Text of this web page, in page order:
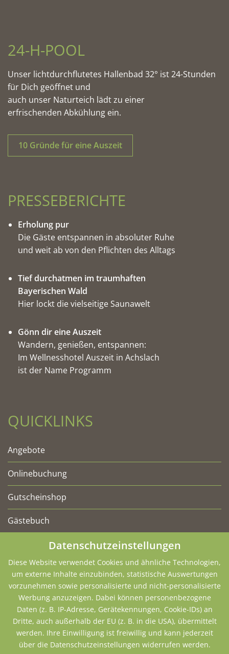
Datenschutzeinstellungen
Diese Website verwendet Cookies und ähnliche Technologien,
um externe Inhalte einzubinden, statistische Auswertungen
vorzunehmen sowie personalisierte und nicht-personalisierte
Werbung anzuzeigen. Dabei können personenbezogene
Daten (z. B. IP-Adresse, Gerätekennungen, Cookie-IDs) an
Dritte, auch außerhalb der EU (z. B. in die USA), übermittelt
werden. Ihre Einwilligung ist freiwillig und kann jederzeit
über die Datenschutzeinstellungen widerrufen werden.
24-H-POOL
Unser lichtdurchflutetes Hallenbad 32° ist 24-Stunden
für Dich geöffnet und
auch unser Naturteich lädt zu einer
erfrischenden Abkühlung ein.
10 Gründe für eine Auszeit
PRESSEBERICHTE
Erholung pur
Die Gäste entspannen in absoluter Ruhe
und weit ab von den Pflichten des Alltags
Tief durchatmen im traumhaften
Bayerischen Wald
Hier lockt die vielseitige Saunawelt
Gönn dir eine Auszeit
Wandern, genießen, entspannen:
Im Wellnesshotel Auszeit in Achslach
ist der Name Programm
QUICKLINKS
Angebote
Onlinebuchung
Gutscheinshop
Gästebuch